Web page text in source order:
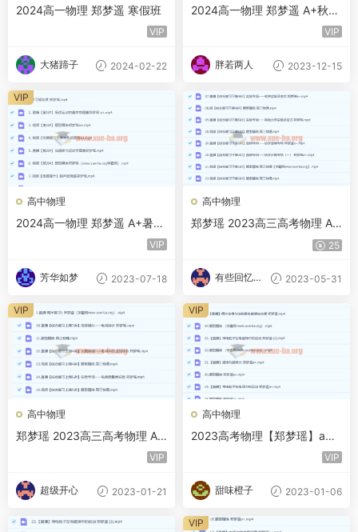
2024高一物理 郑梦遥 寒假班
VIP
大猪蹄子 2024-02-22
2024高一物理 郑梦遥 A+秋季
VIP
胖若两人 2023-12-15
高中物理
2024高一物理 郑梦遥 A+暑假
VIP
芳华如梦 2023-07-18
VIP
高中物理
郑梦瑶 2023高三高考物理 A
+全年复习 暑秋寒春 百度云网
25
有些回忆忘
2023-05-31
高中物理
郑梦瑶 2023高三高考物理 A
VIP
超级开心 2023-01-21
VIP
高中物理
2023高考物理【郑梦瑶】a
+全年班 一轮暑假班 秋季班VIP
甜味橙子 2023-01-06
VIP
VIP